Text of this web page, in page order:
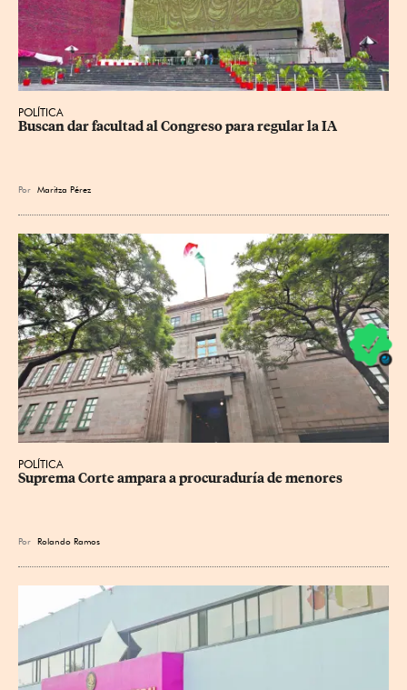
POLÍTICA
Buscan dar facultad al Congreso para regular la IA
Por Maritza Pérez
POLÍTICA
Suprema Corte ampara a procuraduría de menores
Por Rolando Ramos